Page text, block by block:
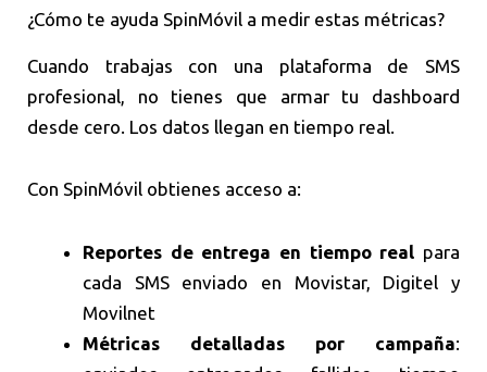
¿Cómo te ayuda SpinMóvil a medir estas métricas?
Cuando trabajas con una plataforma de SMS
profesional, no tienes que armar tu dashboard
desde cero. Los datos llegan en tiempo real.
Con SpinMóvil obtienes acceso a:
Reportes de entrega en tiempo real para
cada SMS enviado en Movistar, Digitel y
Movilnet
Métricas detalladas por campaña: